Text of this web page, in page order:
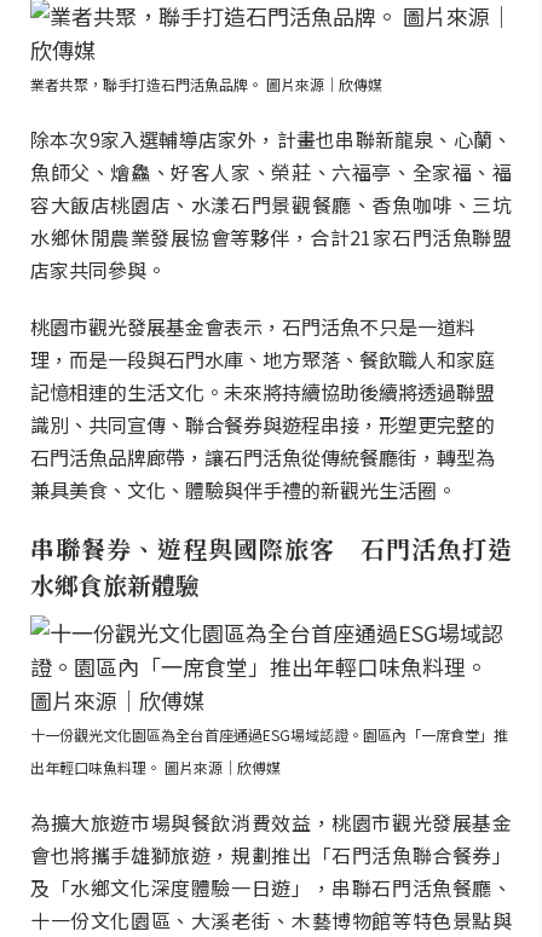
業者共聚，聯手打造石門活魚品牌。 圖片來源｜欣傳媒
除本次9家入選輔導店家外，計畫也串聯新龍泉、心蘭、
魚師父、燴鱻、好客人家、榮莊、六福亭、全家福、福
容大飯店桃園店、水漾石門景觀餐廳、香魚咖啡、三坑
水鄉休閒農業發展協會等夥伴，合計21家石門活魚聯盟
店家共同參與。
桃園市觀光發展基金會表示，石門活魚不只是一道料
理，而是一段與石門水庫、地方聚落、餐飲職人和家庭
記憶相連的生活文化。未來將持續協助後續將透過聯盟
識別、共同宣傳、聯合餐券與遊程串接，形塑更完整的
石門活魚品牌廊帶，讓石門活魚從傳統餐廳街，轉型為
兼具美食、文化、體驗與伴手禮的新觀光生活圈。
串聯餐券、遊程與國際旅客 石門活魚打造
水鄉食旅新體驗
十一份觀光文化園區為全台首座通過ESG場域認證。園區內「一席食堂」推
出年輕口味魚料理。 圖片來源｜欣傅媒
為擴大旅遊市場與餐飲消費效益，桃園市觀光發展基金
會也將攜手雄獅旅遊，規劃推出「石門活魚聯合餐券」
及「水鄉文化深度體驗一日遊」，串聯石門活魚餐廳、
十一份文化園區、大溪老街、木藝博物館等特色景點與